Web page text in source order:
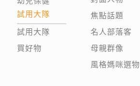
試用大隊
試用大隊
買好物
焦點話題
名人部落客
母親群像
風格媽咪選物